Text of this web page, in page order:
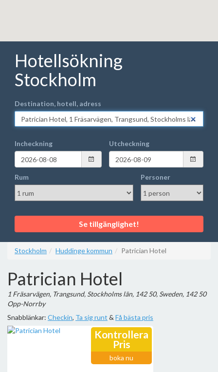
Hotellsökning
Stockholm
Destination, hotell, adress
Incheckning Utcheckning
Rum Personer
Se tillgänglighet!
Stockholm Huddinge kommun Patrician Hotel
Patrician Hotel
1 Fräsarvägen, Trangsund, Stockholms län, 142 50, Sweden, 142 50
Opp-Norrby
Snabblänkar: Checkin, Ta sig runt & Få bästa pris
Kontrollera
Pris
boka nu